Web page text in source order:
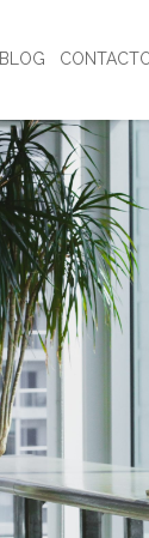
BLOG